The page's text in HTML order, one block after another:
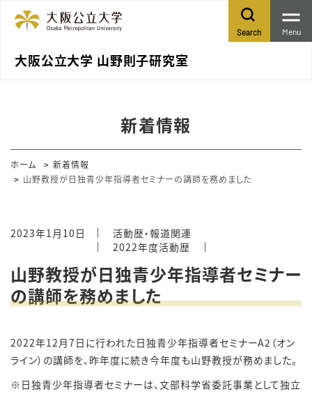
大阪公立大学 山野則子研究室
Search Menu
新着情報
ホーム
新着情報
山野教授が日独青少年指導者セミナーの講師を務めました
2023年1月10日
活動歴・報道関連
2022年度活動歴
山野教授が日独青少年指導者セミナー
の講師を務めました
2022年12月7 日に行われた日独青少年指導者セミナーA2 （オン
ライン）の講師を、昨年度に続き今年度も山野教授が務めました。
※日独青少年指導者セミナーは、文部科学省委託事業として独立